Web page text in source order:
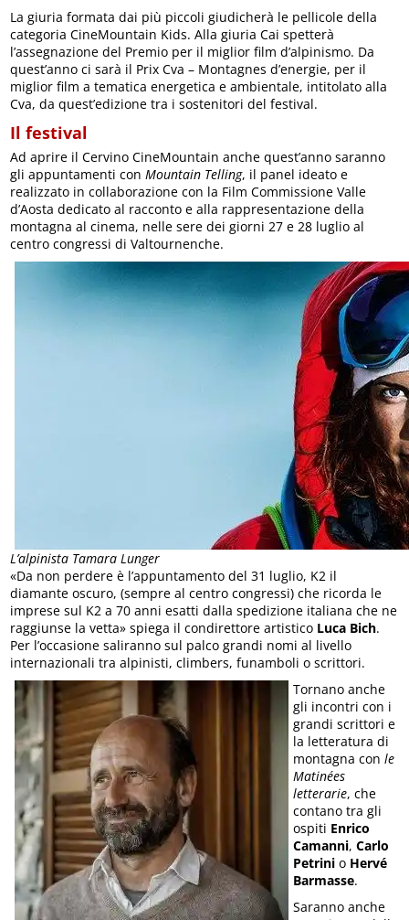
La giuria formata dai più piccoli giudicherà le pellicole della
categoria CineMountain Kids. Alla giuria Cai spetterà
l’assegnazione del Premio per il miglior film d’alpinismo. Da
quest’anno ci sarà il Prix Cva – Montagnes d’energie, per il
miglior film a tematica energetica e ambientale, intitolato alla
Cva, da quest’edizione tra i sostenitori del festival.
Il festival
Ad aprire il Cervino CineMountain anche quest’anno saranno
gli appuntamenti conMountain Telling, il panel ideato e
realizzato in collaborazione con la Film Commissione Valle
d’Aosta dedicato al racconto e alla rappresentazione della
montagna al cinema, nelle sere dei giorni 27 e 28 luglio al
centro congressi di Valtournenche.
L’alpinista Tamara Lunger
«Da non perdere è l’appuntamento del 31 luglio, K2 il
diamante oscuro, (sempre al centro congressi) che ricorda le
imprese sul K2 a 70 anni esatti dalla spedizione italiana che ne
raggiunse la vetta» spiega il condirettore artistico Luca Bich.
Per l’occasione saliranno sul palco grandi nomi al livello
internazionali tra alpinisti, climbers, funamboli o scrittori.
Tornano anche
gli incontri con i
grandi scrittori e
la letteratura di
montagna conle
Matinées
letterarie, che
contano tra gli
ospiti Enrico
Camanni,Carlo
Petrini o Hervé
Barmasse.
Saranno anche